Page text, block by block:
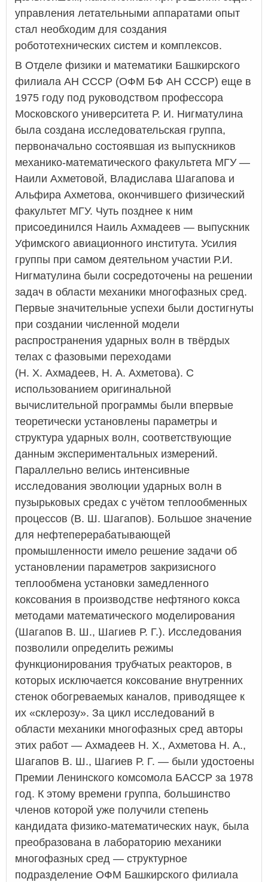
управления летательными аппаратами опыт
стал необходим для создания
робототехнических систем и комплексов.
В Отделе физики и математики Башкирского
филиала АН СССР (ОФМ БФ АН СССР) еще в
1975 году под руководством профессора
Московского университета Р. И. Нигматулина
была создана исследовательская группа,
первоначально состоявшая из выпускников
механико-математического факультета МГУ —
Наили Ахметовой, Владислава Шагапова и
Альфира Ахметова, окончившего физический
факультет МГУ. Чуть позднее к ним
присоединился Наиль Ахмадеев — выпускник
Уфимского авиационного института. Усилия
группы при самом деятельном участии Р.И.
Нигматулина были сосредоточены на решении
задач в области механики многофазных сред.
Первые значительные успехи были достигнуты
при создании численной модели
распространения ударных волн в твёрдых
телах с фазовыми переходами
(Н. Х. Ахмадеев, Н. А. Ахметова). С
использованием оригинальной
вычислительной программы были впервые
теоретически установлены параметры и
структура ударных волн, соответствующие
данным экспериментальных измерений.
Параллельно велись интенсивные
исследования эволюции ударных волн в
пузырьковых средах с учётом теплообменных
процессов (В. Ш. Шагапов). Большое значение
для нефтеперерабатывающей
промышленности имело решение задачи об
установлении параметров закризисного
теплообмена установки замедленного
коксования в производстве нефтяного кокса
методами математического моделирования
(Шагапов В. Ш., Шагиев Р. Г.). Исследования
позволили определить режимы
функционирования трубчатых реакторов, в
которых исключается коксование внутренних
стенок обогреваемых каналов, приводящее к
их «склерозу». За цикл исследований в
области механики многофазных сред авторы
этих работ — Ахмадеев Н. Х., Ахметова Н. А.,
Шагапов В. Ш., Шагиев Р. Г. — были удостоены
Премии Ленинского комсомола БАССР за 1978
год. К этому времени группа, большинство
членов которой уже получили степень
кандидата физико-математических наук, была
преобразована в лабораторию механики
многофазных сред — структурное
подразделение ОФМ Башкирского филиала